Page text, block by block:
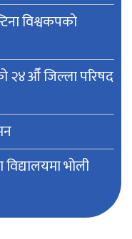
विश्वकपकाे
२४औँ जिल्ला परिषद
भाेली